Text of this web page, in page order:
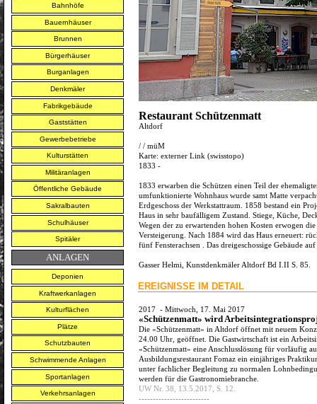
Bahnhöfe
Bauernhäuser
Brunnen
Bürgerhäuser
Burganlagen
Denkmäler
Fabrikgebäude
Gaststätten
Gewerbebetriebe
Kulturstätten
Militäranlagen
Öffentliche Gebäude
Sakralbauten
Schulhäuser
Spitäler
ANLAGEN
Deponien
Kraftwerkanlagen
Kulturflächen
Plätze
Schutzbauten
Schwimmende Anlagen
Sportanlagen
Verkehrsanlagen
Restaurant Schützenmatt
Altdorf
/ / müM
Karte: externer Link (swisstopo)
1833 -
1833 erwarben die Schützen einen Teil der
umfunktionierte Wohnhaus wurde samt Matte
Erdgeschoss der Werkstattraum. 1858 bestand ein
Haus in sehr baufälligem Zustand. Stiege, Küche,
Wegen der zu erwartenden hohen Kosten erwogen
Versteigerung. Nach 1884 wird das Haus erneuert:
fünf Fensterachsen . Das dreigeschossige Gebäude
Gasser Helmi, Kunstdenkmäler Altdorf Bd I.II S. 85.
EREIGNISSE IM DETAIL
2017 - Mittwoch, 17. Mai 2017
«Schützenmatt» wird
Die «Schützenmatt» in Altdorf öffnet mit neuem
24.00 Uhr, geöffnet. Die Gastwirtschaft ist ein
«Schützenmatt» eine Anschlusslösung für vorläufig
Ausbildungsrestaurant Fomaz ein einjähriges
unter fachlicher Begleitung zu normalen
werden für die Gastronomiebranche.
UW Nr. 38, 13.5.2017, S. 12.
-------------------------